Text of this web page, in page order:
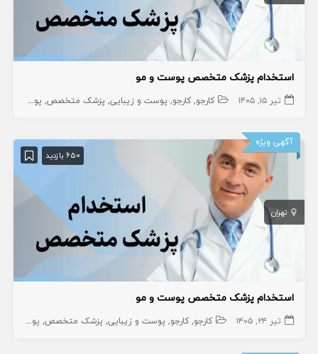
استخدام پزشک متخصص پوست و مو
تیر ۱۵, ۱۴۰۵ کارجو کارجو پوست و زیبایی پزشک متخصص پوست
آگهی ویژه
650 بازدید
تهران
استخدام پزشک متخصص پوست و مو
تیر ۲۴, ۱۴۰۵ کارجو کارجو پوست و زیبایی پزشک متخصص پوست